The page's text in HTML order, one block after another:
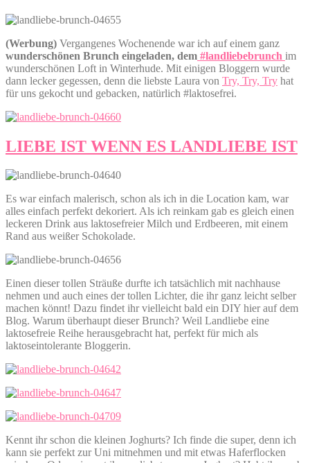
(Werbung) Vergangenes Wochenende war ich auf einem ganz
wunderschönen Brunch eingeladen, dem #landliebebrunch im
wunderschönen Loft in Winterhude. Mit einigen Bloggern wurde
dann lecker gegessen, denn die liebste Laura von Try, Try, Try hat
für uns gekocht und gebacken, natürlich #laktosefrei.
LIEBE IST WENN ES LANDLIEBE IST
Es war einfach malerisch, schon als ich in die Location kam, war
alles einfach perfekt dekoriert. Als ich reinkam gab es gleich einen
leckeren Drink aus laktosefreier Milch und Erdbeeren, mit einem
Rand aus weißer Schokolade.
Einen dieser tollen Sträuße durfte ich tatsächlich mit nachhause
nehmen und auch eines der tollen Lichter, die ihr ganz leicht selber
machen könnt! Dazu findet ihr vielleicht bald ein DIY hier auf dem
Blog. Warum überhaupt dieser Brunch? Weil Landliebe eine
laktosefreie Reihe herausgebracht hat, perfekt für mich als
laktoseintolerante Bloggerin.
Kennt ihr schon die kleinen Joghurts? Ich finde die super, denn ich
kann sie perfekt zur Uni mitnehmen und mit etwas Haferflocken